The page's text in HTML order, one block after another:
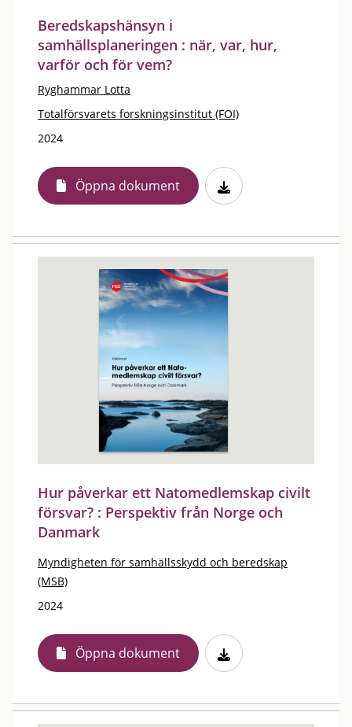
Beredskapshänsyn i
samhällsplaneringen : när, var, hur,
varför och för vem?
Ryghammar Lotta
Totalförsvarets forskningsinstitut (FOI)
2024
Öppna dokument
Hur påverkar ett Natomedlemskap civilt
försvar? : Perspektiv från Norge och
Danmark
Myndigheten för samhällsskydd och beredskap
(MSB)
2024
Öppna dokument